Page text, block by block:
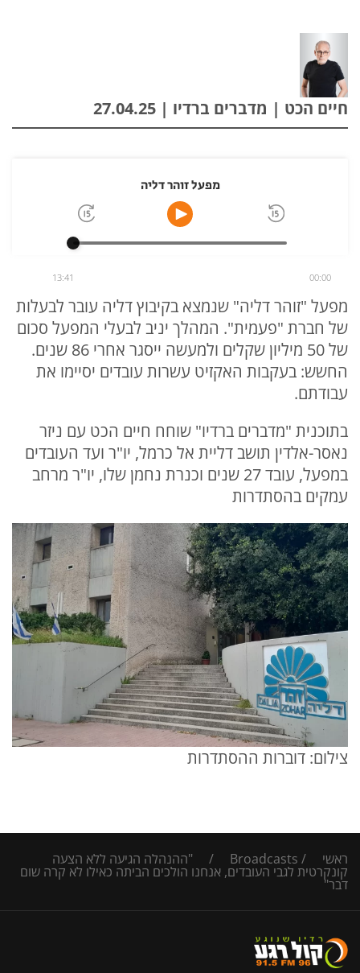
חיים הכט | מדברים ברדיו | 27.04.25
מפעל זוהר דליה
00:00
13:41
מפעל "זוהר דליה" שנמצא בקיבוץ דליה עובר לבעלות
של חברת "פעמית". המהלך יניב לבעלי המפעל סכום
של 50 מיליון שקלים ולמעשה ייסגר אחרי 86 שנים.
החשש: בעקבות האקזיט עשרות עובדים יסיימו את
עבודתם.
בתוכנית "מדברים ברדיו" שוחח חיים הכט עם ניזר
נאסר-אלדין תושב דליית אל כרמל, יו"ר ועד העובדים
במפעל, עובד 27 שנים וכנרת נחמן שלו, יו"ר מרחב
עמקים בהסתדרות
צילום: דוברות ההסתדרות
ראשי /
Broadcasts
/ "ההנהלה הגיעה ללא הצעה
קונקרטית לגבי העובדים, אנחנו הולכים הביתה כאילו לא קרה שום
דבר"